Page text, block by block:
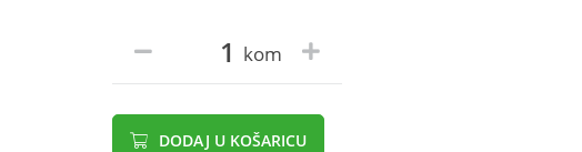
kom
DODAJ U KOŠARICU